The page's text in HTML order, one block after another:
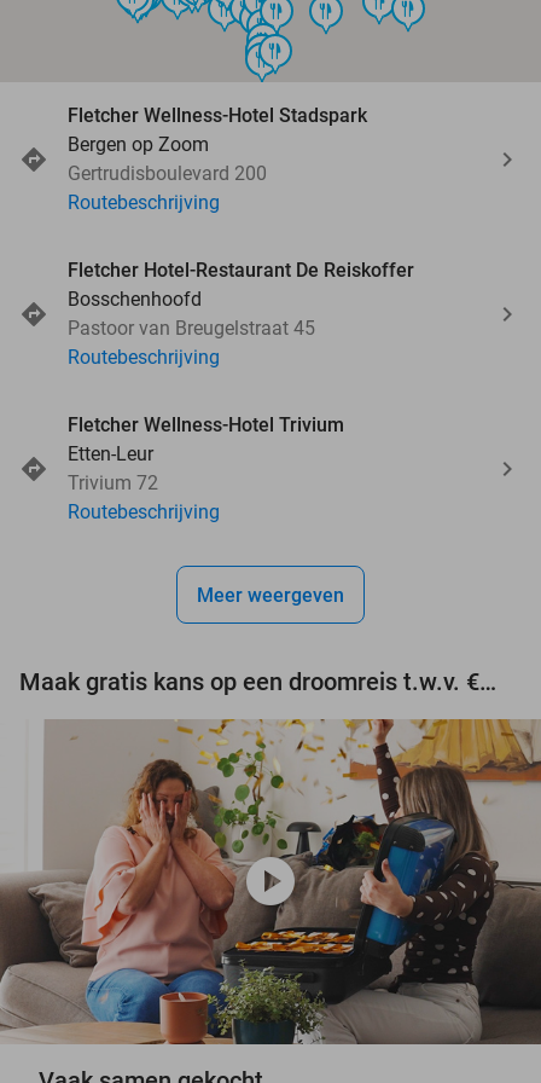
food foodfoodfood
food
food
food
food
foodfood
food food
Fletcher Wellness-Hotel Stadspark
Bergen op Zoom
Gertrudisboulevard 200
Routebeschrijving
Fletcher Hotel-Restaurant De Reiskoffer
Bosschenhoofd
Pastoor van Breugelstraat 45
Routebeschrijving
Fletcher Wellness-Hotel Trivium
Etten-Leur
Trivium 72
Routebeschrijving
Meer weergeven
Maak gratis kans op een droomreis t.w.v. €3.000!
play_circle